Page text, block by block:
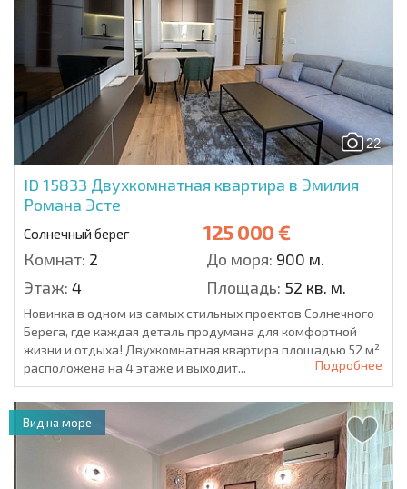
22
ID 15833 Двухкомнатная квартира в Эмилия
Романа Эсте
Солнечный берег 125 000 €
Комнат: 2 До моря: 900 м.
Этаж: 4 Площадь: 52 кв. м.
Новинка в одном из самых стильных проектов Солнечного
Берега, где каждая деталь продумана для комфортной
жизни и отдыха! Двухкомнатная квартира площадью 52 м²
расположена на 4 этаже и выходит...
Подробнее
Вид на море